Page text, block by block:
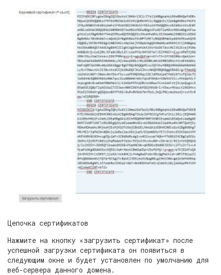
Цепочка сертификатов
Нажмите на кнопку «загрузить сертификат» после
успешной загрузки сертификата он появиться в
следующим окне и будет установлен по умолчанию для
веб-сервера данного домена.